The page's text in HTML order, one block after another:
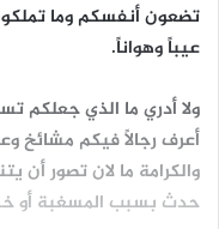
تضعون أنفسكم وما
عيباً وهواناً.
ولا أدري ما الذي جعلكم
أعرف رجالاً فيكم مشائخ
والكرامة ما لان تصور أن
حدث بسبب المسغبة أو